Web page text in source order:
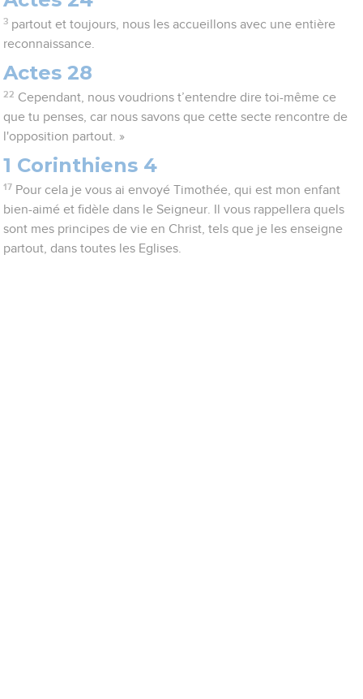
3 partout et toujours, nous les accueillons avec une entière
reconnaissance.
Actes 28
22 Cependant, nous voudrions t’entendre dire toi-même ce
que tu penses, car nous savons que cette secte rencontre de
l'opposition partout. »
1 Corinthiens 4
17 Pour cela je vous ai envoyé Timothée, qui est mon enfant
bien-aimé et fidèle dans le Seigneur. Il vous rappellera quels
sont mes principes de vie en Christ, tels que je les enseigne
partout, dans toutes les Eglises.